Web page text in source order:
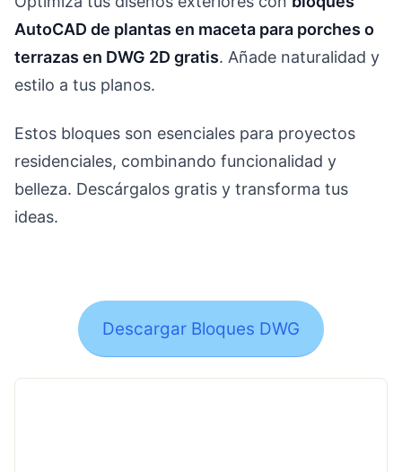
AutoCAD de plantas en maceta para porches o
terrazas en DWG 2D gratis. Añade naturalidad y
estilo a tus planos.
Estos bloques son esenciales para proyectos
residenciales, combinando funcionalidad y
belleza. Descárgalos gratis y transforma tus
ideas.
Descargar Bloques DWG